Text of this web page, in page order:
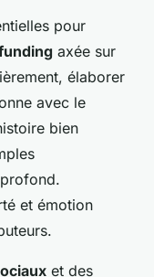
pour
axée sur
élaborer
avec le
bien
et émotion
et des